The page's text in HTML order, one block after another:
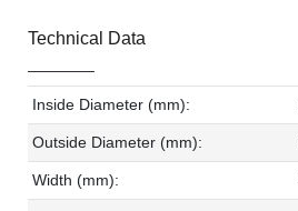
Technical Data
Inside Diameter (mm):
Outside Diameter (mm):
Width (mm):